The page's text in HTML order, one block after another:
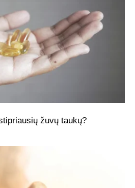
žuvų taukų?